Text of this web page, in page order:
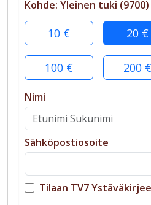
Kohde: Yleinen tuki (9700)
10 € 20 €
100 € 200 €
Nimi
Sähköpostiosoite
Tilaan TV7